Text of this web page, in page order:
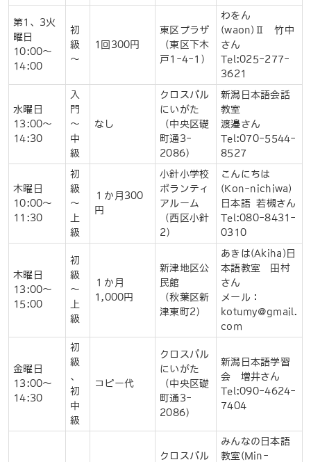
第1、3火
曜日
10:00～
14:00
初
級
〜
1回300円
東区プラザ
（東区下木
戸1 -4- 1）
わをん
(waon)Ⅱ 竹中
さん
Tel:025-277-
3621
水曜日
13:00～
14:30
入
門
〜
中
級
なし
クロスパル
にいがた
（中央区礎
町通3-
2086）
新潟日本語会話
教室
渡邉さん
Tel:070-5544-
8527
木曜日
10:00～
11:30
初
級
～
上
級
１か月300
円
小針小学校
ボランティ
アルーム
（西区小針
2）
こんにちは
(Kon-nichiwa)
日本語 若槻さん
Tel:080-8431-
0310
木曜日
13:00～
15:00
初
級
～
上
級
１か 月
1,000円
新津地区公
民館
（秋葉区新
津東町2）
あきは(Akiha)日
本語教室 田村
さん
メール：
kotumy@gmail.
com
金曜日
13:00～
14:30
初
級
、
初
中
級
コピー代
クロスパル
にいがた
（中央区礎
町通3-
2086）
新潟日本語学習
会 増井さん
Tel:090-4624-
7404
クロスパル
みんなの日本語
教室(Min-